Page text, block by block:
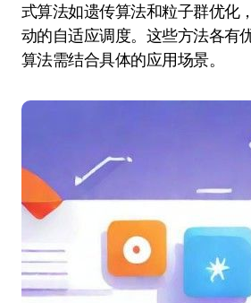
式算法如遗传算法和粒子群优化
动的自适应调度。这些方法各有
算法需结合具体的应用场景。